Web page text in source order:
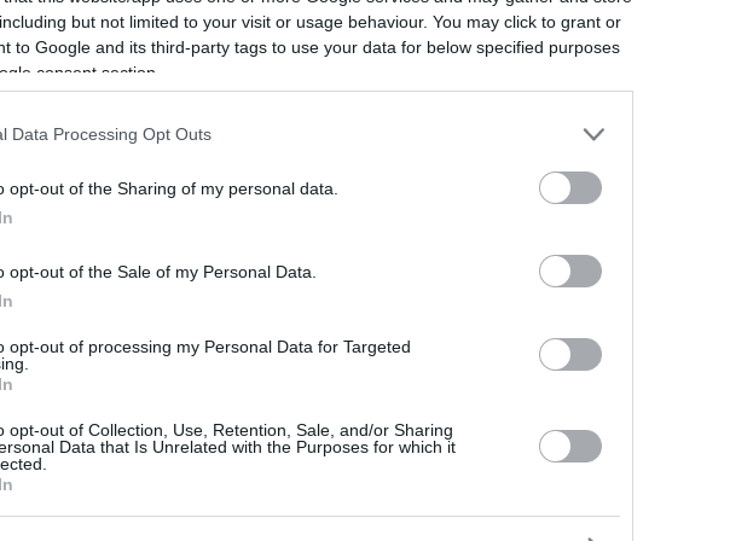
but not limited to your visit or usage behaviour. You may click to grant or
to Google and its third-party tags to use your data for below specified purposes
consent section.
Data Processing Opt Outs
opt-out of the Sharing of my personal data.
opt-out of the Sale of my Personal Data.
opt-out of processing my Personal Data for Targeted
opt-out of Collection, Use, Retention, Sale, and/or Sharing
Data that Is Unrelated with the Purposes for which it
που είχε
σε τροχαίο με
σε συγγενείς και φίλους
37χρονος Γ. Α., ο οποίος
σοβαρά σε τροχαίο
2026
αυτοψίες στις πυρόπληκτες
περιοχές – «Κόκκινα» 118
κτίρια
πυρκαγιές συνεχίζει με εντατικούς
Καταστροφών (ΓΔΑΕΦΚ). Τα...
κεφάλι